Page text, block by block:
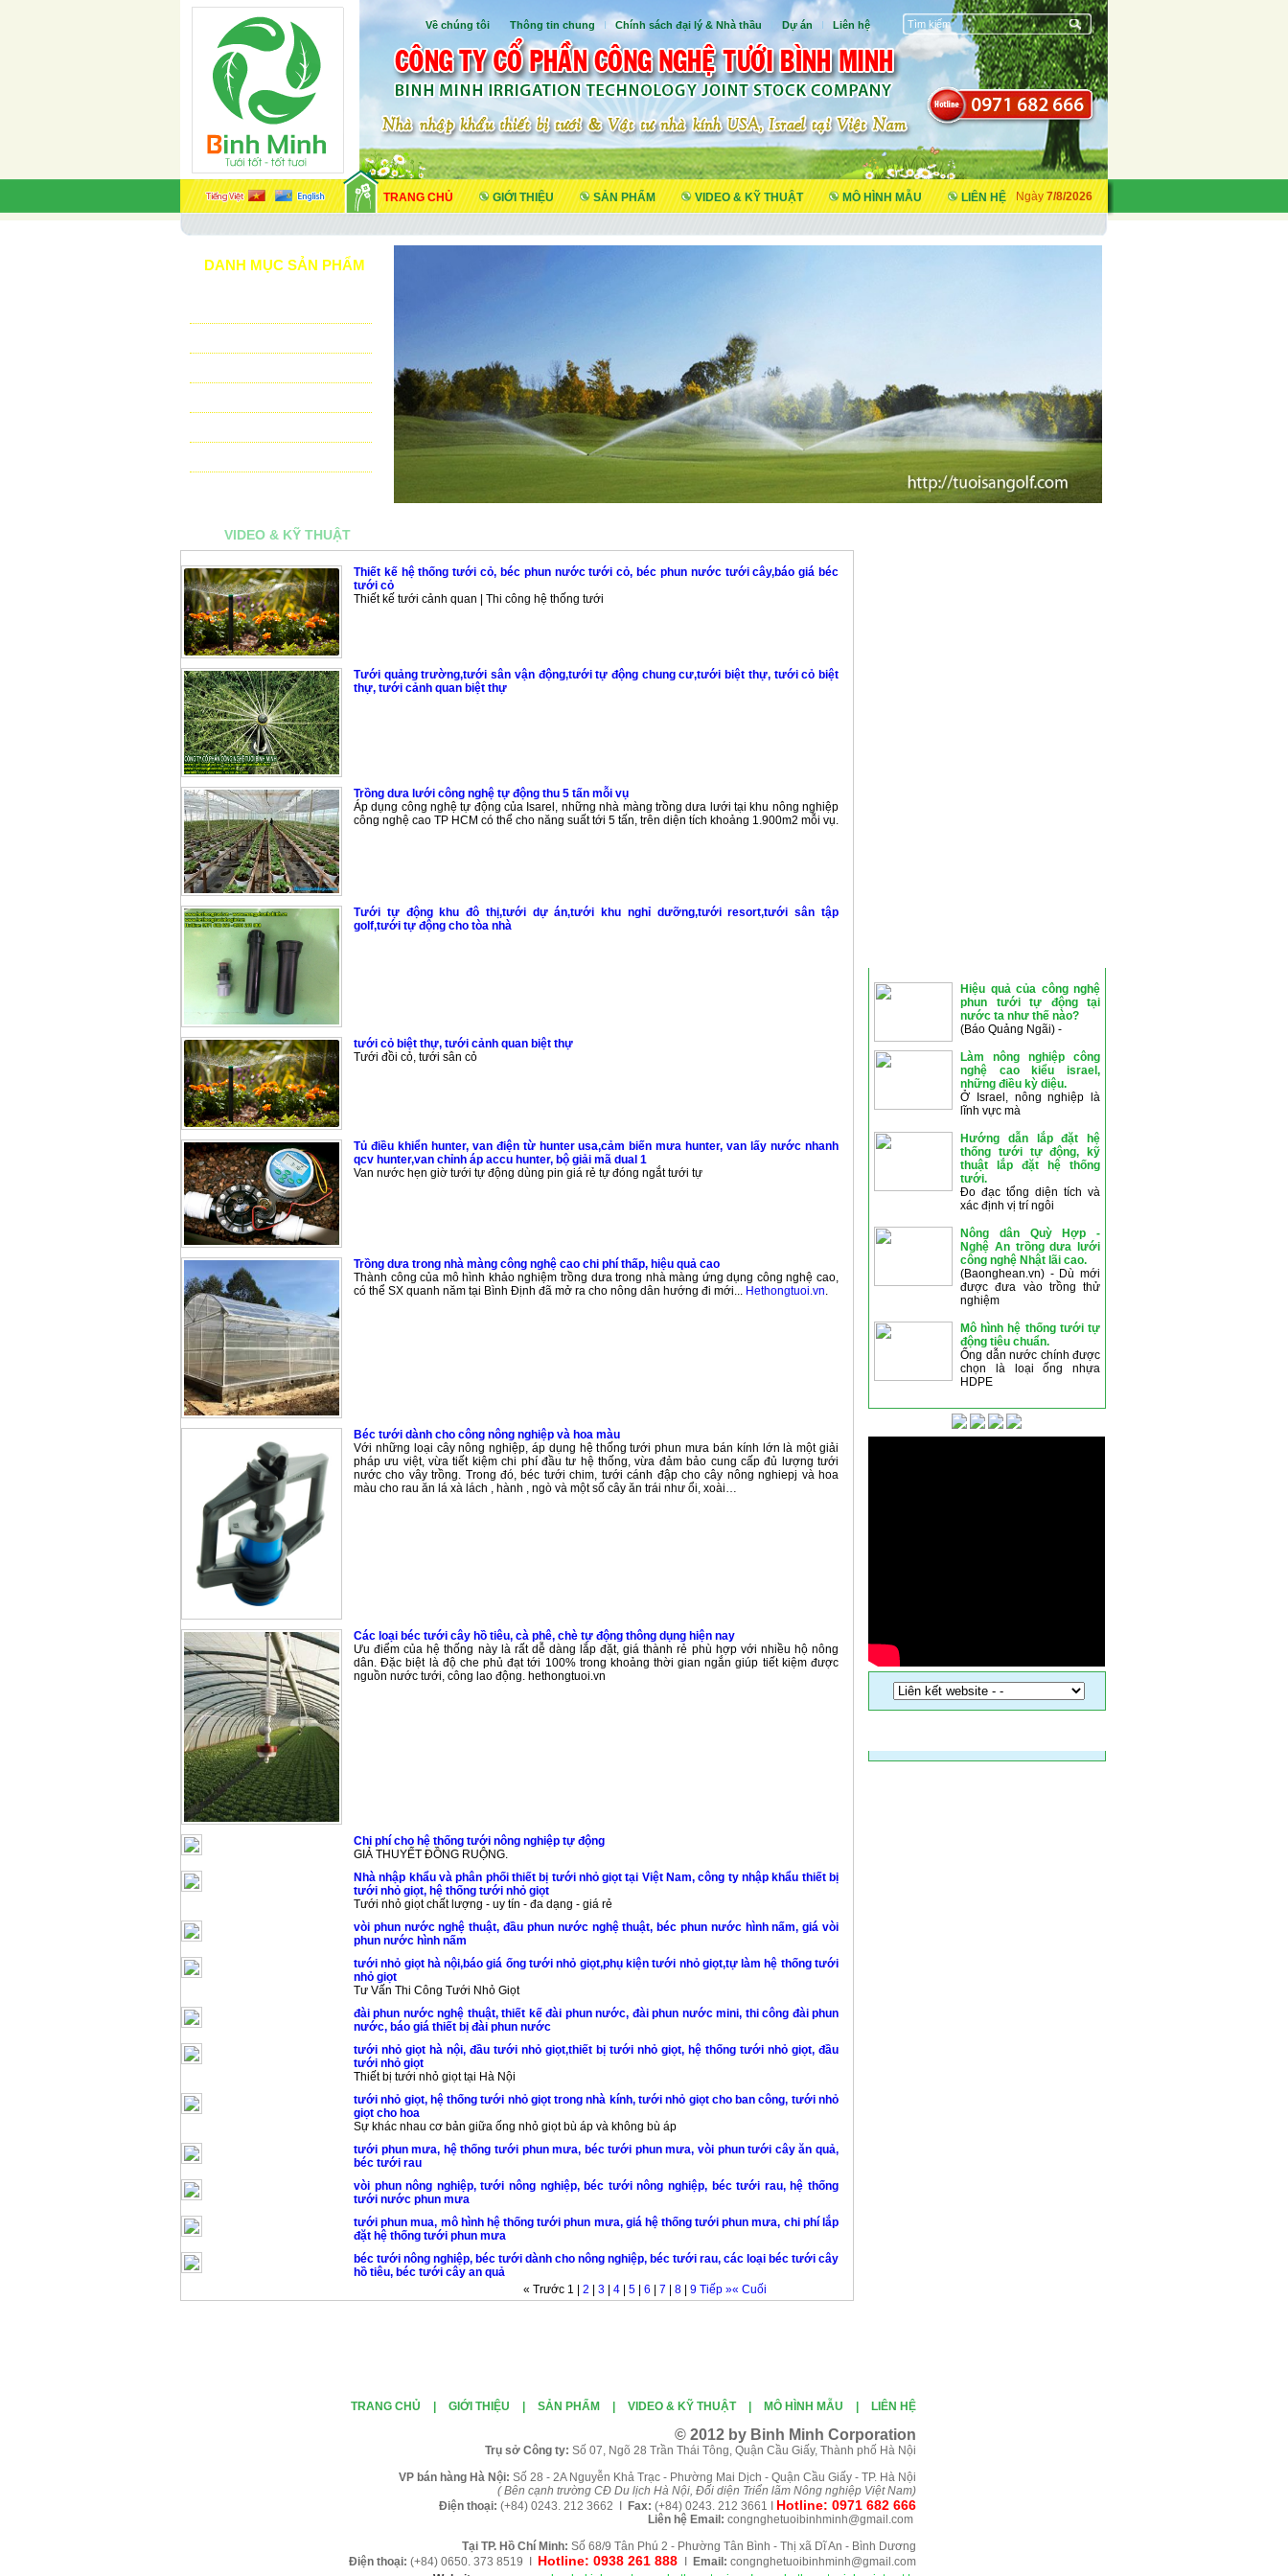
Ngày7/8/2026
TRANG CHỦ GIỚI THIỆU SẢN PHẨM VIDEO & KỸ THUẬT MÔ HÌNH MẪU LIÊN HỆ
Về chúng tôi Thông tin chung I Chính sách đại lý & Nhà thầu Dự án I Liên hệ
DANH MỤC SẢN PHẨM
VIDEO & KỸ THUẬT
Thiết kế hệ thống tưới cỏ, béc phun nước tưới cỏ, béc phun nước tưới cây,báo giá béc
tưới cỏ
Thiết kế tưới cảnh quan | Thi công hệ thống tưới
Tưới quảng trường,tưới sân vận động,tưới tự động chung cư,tưới biệt thự, tưới cỏ biệt
thự, tưới cảnh quan biệt thự
Trồng dưa lưới công nghệ tự động thu 5 tấn mỗi vụ
Áp dụng công nghệ tự động của Isarel, những nhà màng trồng dưa lưới tại khu nông nghiệp
công nghệ cao TP HCM có thể cho năng suất tới 5 tấn, trên diện tích khoảng 1.900m2 mỗi vụ.
Tưới tự động khu đô thị,tưới dự án,tưới khu nghỉ dưỡng,tưới resort,tưới sân tập
golf,tưới tự động cho tòa nhà
tưới cỏ biệt thự, tưới cảnh quan biệt thự
Tưới đồi cỏ, tưới sân cỏ
Tủ điều khiển hunter, van điện từ hunter usa,cảm biến mưa hunter, van lấy nước nhanh
qcv hunter,van chỉnh áp accu hunter, bộ giải mã dual 1
Van nước hẹn giờ tưới tự động dùng pin giá rẻ tự đóng ngắt tưới tự
Trồng dưa trong nhà màng công nghệ cao chi phí thấp, hiệu quả cao
Thành công của mô hình khảo nghiệm trồng dưa trong nhà màng ứng dụng công nghệ cao,
có thể SX quanh năm tại Bình Định đã mở ra cho nông dân hướng đi mới... Hethongtuoi.vn.
Béc tưới dành cho công nông nghiệp và hoa màu
Với những loại cây nông nghiệp, áp dụng hệ thống tưới phun mưa bán kính lớn là một giải
pháp ưu việt, vừa tiết kiệm chi phí đầu tư hệ thống, vừa đảm bảo cung cấp đủ lượng tưới
nước cho vây trồng. Trong đó, béc tưới chim, tưới cánh đập cho cây nông nghiepj và hoa
màu cho rau ăn lá xà lách , hành , ngò và một số cây ăn trái như ổi, xoài…
Các loại béc tưới cây hồ tiêu, cà phê, chè tự động thông dụng hiện nay
Ưu điểm của hệ thống này là rất dễ dàng lắp đặt, giá thành rẻ phù hợp với nhiều hộ nông
dân. Đặc biệt là độ che phủ đạt tới 100% trong khoảng thời gian ngắn giúp tiết kiệm được
nguồn nước tưới, công lao động. hethongtuoi.vn
Chi phí cho hệ thống tưới nông nghiệp tự động
GIẢ THUYẾT ĐỒNG RUỘNG.
Nhà nhập khẩu và phân phối thiết bị tưới nhỏ giọt tại Việt Nam, công ty nhập khẩu thiết bị
tưới nhỏ giọt, hệ thống tưới nhỏ giọt
Tưới nhỏ giọt chất lượng - uy tín - đa dạng - giá rẻ
vòi phun nước nghệ thuật, đầu phun nước nghệ thuật, béc phun nước hình nấm, giá vòi
phun nước hình nấm
tưới nhỏ giọt hà nội,báo giá ống tưới nhỏ giọt,phụ kiện tưới nhỏ giọt,tự làm hệ thống tưới
nhỏ giọt
Tư Vấn Thi Công Tưới Nhỏ Giọt
đài phun nước nghệ thuật, thiết kế đài phun nước, đài phun nước mini, thi công đài phun
nước, báo giá thiết bị đài phun nước
tưới nhỏ giọt hà nội, đầu tưới nhỏ giọt,thiết bị tưới nhỏ giọt, hệ thống tưới nhỏ giọt, đầu
tưới nhỏ giọt
Thiết bị tưới nhỏ giọt tại Hà Nội
tưới nhỏ giọt, hệ thống tưới nhỏ giọt trong nhà kính, tưới nhỏ giọt cho ban công, tưới nhỏ
giọt cho hoa
Sự khác nhau cơ bản giữa ống nhỏ giọt bù áp và không bù áp
tưới phun mưa, hệ thống tưới phun mưa, béc tưới phun mưa, vòi phun tưới cây ăn quả,
béc tưới rau
vòi phun nông nghiệp, tưới nông nghiệp, béc tưới nông nghiệp, béc tưới rau, hệ thống
tưới nước phun mưa
tưới phun mua, mô hình hệ thống tưới phun mưa, giá hệ thống tưới phun mưa, chi phí lắp
đặt hệ thống tưới phun mưa
béc tưới nông nghiệp, béc tưới dành cho nông nghiệp, béc tưới rau, các loại béc tưới cây
hồ tiêu, béc tưới cây an quả
« Trước 1 | 2 | 3 | 4 | 5 | 6 | 7 | 8 | 9 Tiếp »« Cuối
Hiệu quả của công nghệ
phun tưới tự động tại
nước ta như thế nào?
(Báo Quảng Ngãi) -
Làm nông nghiệp công
nghệ cao kiểu israel,
những điều kỳ diệu.
Ở Israel, nông nghiệp là
lĩnh vực mà
Hướng dẫn lắp đặt hệ
thống tưới tự động, kỹ
thuật lắp đặt hệ thống
tưới.
Đo đạc tổng diện tích và
xác định vị trí ngôi
Nông dân Quỳ Hợp -
Nghệ An trồng dưa lưới
công nghệ Nhật lãi cao.
(Baonghean.vn) - Dù mới
được đưa vào trồng thử
nghiệm
Mô hình hệ thống tưới tự
động tiêu chuẩn.
Ống dẫn nước chính được
chọn là loại ống nhựa
HDPE
TRANG CHỦ | GIỚI THIỆU | SẢN PHẨM | VIDEO & KỸ THUẬT | MÔ HÌNH MẪU | LIÊN HỆ
© 2012 by Binh Minh Corporation
Trụ sở Công ty: Số 07, Ngõ 28 Trần Thái Tông, Quận Cầu Giấy, Thành phố Hà Nội
VP bán hàng Hà Nội: Số 28 - 2A Nguyễn Khả Trạc - Phường Mai Dịch - Quận Cầu Giấy - TP. Hà Nội
( Bên cạnh trường CĐ Du lịch Hà Nội, Đối diện Triển lãm Nông nghiệp Việt Nam)
Điện thoại: (+84) 0243. 212 3662 I Fax: (+84) 0243. 212 3661 I Hotline: 0971 682 666
Liên hệ Email: congnghetuoibinhminh@gmail.com
Tại TP. Hồ Chí Minh: Số 68/9 Tân Phú 2 - Phường Tân Bình - Thị xã Dĩ An - Bình Dương
Điện thoại: (+84) 0650. 373 8519 I Hotline: 0938 261 888 I Email: congnghetuoibinhminh@gmail.com